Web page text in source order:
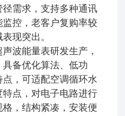
需求，支持多种通讯
控，老客户复购率较
现突出。
波能量表研发生产，
备优化算法、低功
，可适配空调循环水
点，对电子电路进行
，结构紧凑，安装便